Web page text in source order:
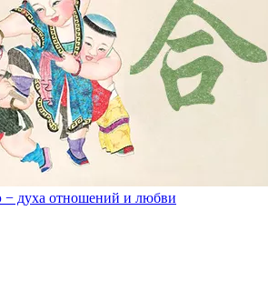
духа отношений и любви